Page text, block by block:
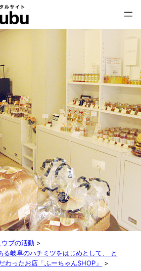
ウブの活動 >
る岐阜のハチミツをはじめとして、 と
わったお店「ふーちゃんSHOP」
>